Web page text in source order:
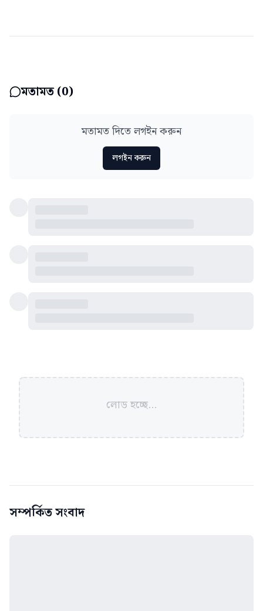
মতামত (0)
মতামত দিতে লগইন করুন
লগইন করুন
লোড হচ্ছে...
সম্পর্কিত সংবাদ